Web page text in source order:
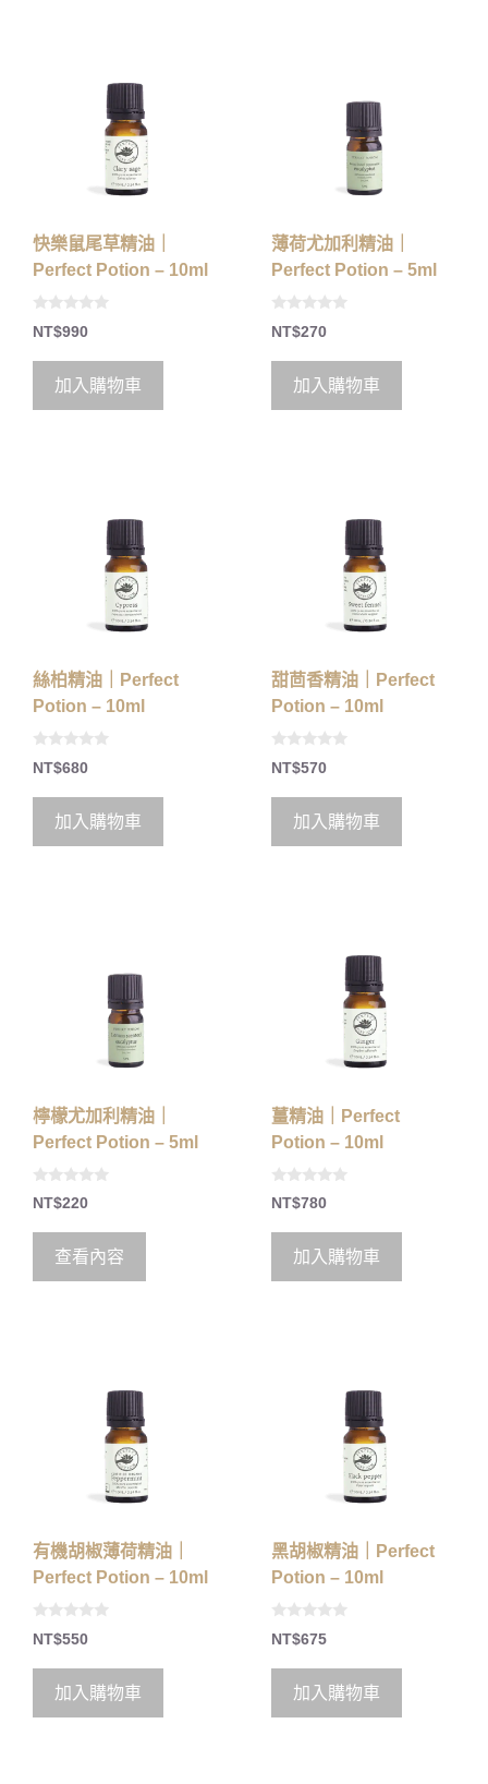
快樂鼠尾草精油｜
Perfect Potion – 10ml
0
o
5
NT$990
加入購物車
薄荷尤加利精油｜
Perfect Potion – 5ml
0
o
5
NT$270
加入購物車
絲柏精油｜Perfect
Potion – 10ml
0
o
t
5
NT$680
加入購物車
甜茴香精油｜Perfect
Potion – 10ml
0
o
t
5
NT$570
加入購物車
檸檬尤加利精油｜
Perfect Potion – 5ml
0
o
5
NT$220
查看內容
薑精油｜Perfect
Potion – 10ml
0
o
5
NT$780
加入購物車
有機胡椒薄荷精油｜
Perfect Potion – 10ml
0
o
5
NT$550
加入購物車
黑胡椒精油｜Perfect
Potion – 10ml
0
o
5
NT$675
加入購物車